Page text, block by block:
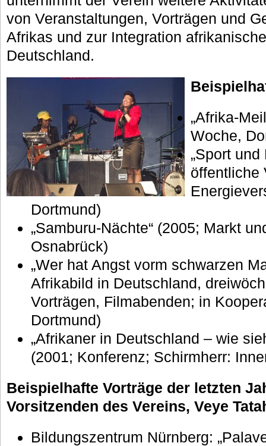
von Veranstaltungen, Vorträgen und
Afrikas und zur Integration
Deutschland.
„Afrika-
Woche,
„Sport
öffentliche
Dortmund)
„Samburu-Nächte“ (2005; Markt
Osnabrück)
„Wer hat Angst vorm schwarzen
Afrikabild in Deutschland,
Vorträgen, Filmabenden; in
Dortmund)
„Afrikaner in Deutschland – wie
(2001; Konferenz; Schirmherr:
Beispielhafte Vorträge der letzten
Vorsitzenden des Vereins, Veye
Bildungszentrum Nürnberg: